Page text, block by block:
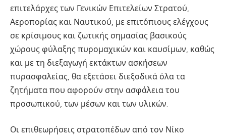
επιτελάρχες των Γενικών Επιτελείων Στρατού,
Αεροπορίας και Ναυτικού, με επιτόπιους ελέγχους
σε κρίσιμους και ζωτικής σημασίας βασικούς
χώρους φύλαξης πυρομαχικών και καυσίμων, καθώς
και με τη διεξαγωγή εκτάκτων ασκήσεων
πυρασφαλείας, θα εξετάσει διεξοδικά όλα τα
ζητήματα που αφορούν στην ασφάλεια του
προσωπικού, των μέσων και των υλικών.
Οι επιθεωρήσεις στρατοπέδων από τον Νίκο